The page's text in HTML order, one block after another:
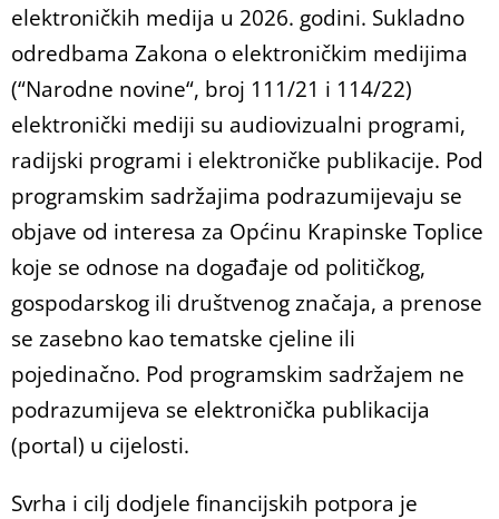
elektroničkih medija u 2026. godini. Sukladno
odredbama Zakona o elektroničkim medijima
(“Narodne novine“, broj 111/21 i 114/22)
elektronički mediji su audiovizualni programi,
radijski programi i elektroničke publikacije. Pod
programskim sadržajima podrazumijevaju se
objave od interesa za Općinu Krapinske Toplice
koje se odnose na događaje od političkog,
gospodarskog ili društvenog značaja, a prenose
se zasebno kao tematske cjeline ili
pojedinačno. Pod programskim sadržajem ne
podrazumijeva se elektronička publikacija
(portal) u cijelosti.
Svrha i cilj dodjele financijskih potpora je